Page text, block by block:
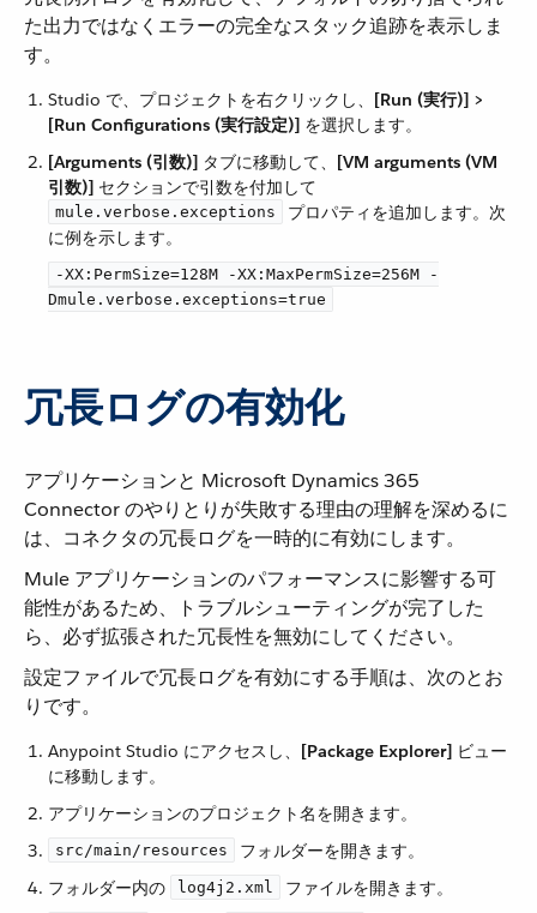
た出力ではなくエラーの完全なスタック追跡を表示しま
す。
Studio で、プロジェクトを右クリックし、​ [Run (実行)] >
[Run Configurations (実行設定)] ​ を選択します。
[Arguments (引数)] ​ タブに移動して、​ [VM arguments (VM
引数)] ​ セクションで引数を付加して ​
mule.verbose.exceptions
​ プロパティを追加します。次
に例を示します。
-XX:PermSize=128M -XX:MaxPermSize=256M -
Dmule.verbose.exceptions=true
冗長ログの有効化
アプリケーションと Microsoft Dynamics 365
Connector のやりとりが失敗する理由の理解を深めるに
は、コネクタの冗長ログを一時的に有効にします。
Mule アプリケーションのパフォーマンスに影響する可
能性があるため、トラブルシューティングが完了した
ら、必ず拡張された冗長性を無効にしてください。
設定ファイルで冗長ログを有効にする手順は、次のとお
りです。
Anypoint Studio にアクセスし、​ [Package Explorer] ​ ビュー
に移動します。
アプリケーションのプロジェクト名を開きます。
src/main/resources
​ フォルダーを開きます。
フォルダー内の ​
log4j2.xml ​ ファイルを開きます。